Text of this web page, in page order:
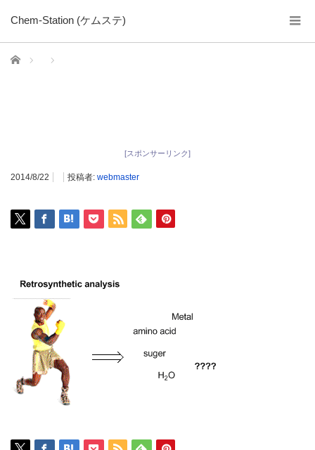
Chem-Station (ケムステ)
ホーム
[スポンサーリンク]
2014/8/22 投稿者: webmaster